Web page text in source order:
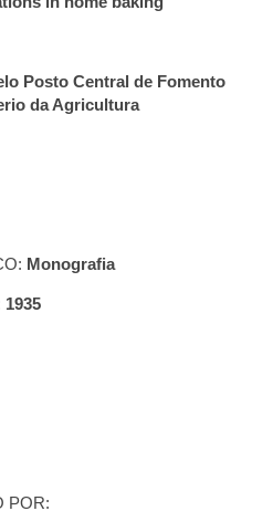
Posto Central de Fomento
da Agricultura
Monografia
1935
POR: